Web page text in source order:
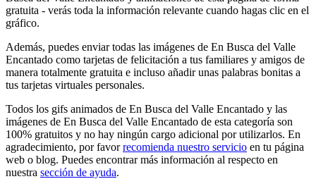
gratuita - verás toda la información relevante cuando hagas clic en el
gráfico.
Además, puedes enviar todas las imágenes de En Busca del Valle
Encantado como tarjetas de felicitación a tus familiares y amigos de
manera totalmente gratuita e incluso añadir unas palabras bonitas a
tus tarjetas virtuales personales.
Todos los gifs animados de En Busca del Valle Encantado y las
imágenes de En Busca del Valle Encantado de esta categoría son
100% gratuitos y no hay ningún cargo adicional por utilizarlos. En
agradecimiento, por favorrecomienda nuestro servicio en tu página
web o blog. Puedes encontrar más información al respecto en
nuestra sección de ayuda.